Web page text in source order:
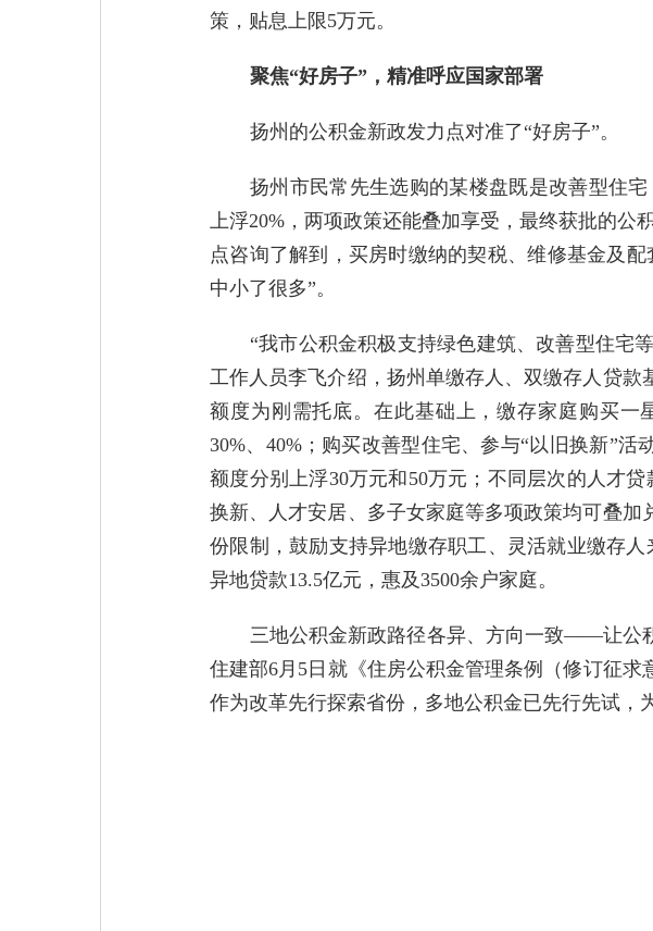
策，贴息上限5万元。
聚焦“好房子”，精准呼应国家部署
扬州的公积金新政发力点对准了“好房子”。
扬州市民常先生选购的某楼盘既是改善型住
上浮20%，两项政策还能叠加享受，最终获批的公
点咨询了解到，买房时缴纳的契税、维修基金及
中小了很多”。
“我市公积金积极支持绿色建筑、改善型住宅
工作人员李飞介绍，扬州单缴存人、双缴存人贷款
额度为刚需托底。在此基础上，缴存家庭购买一
30%、40%；购买改善型住宅、参与“以旧换新”
额度分别上浮30万元和50万元；不同层次的人才
换新、人才安居、多子女家庭等多项政策均可叠
份限制，鼓励支持异地缴存职工、灵活就业缴存
异地贷款13.5亿元，惠及3500余户家庭。
三地公积金新政路径各异、方向一致——让公
住建部6月5日就《住房公积金管理条例（修订征
作为改革先行探索省份，多地公积金已先行先试，